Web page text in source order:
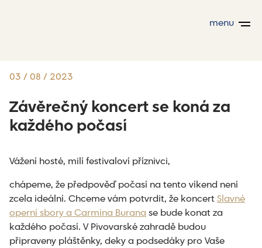
menu
Závěrečný koncert se koná za
každého počasí
03 / 08 / 2023
Vážení hosté, milí festivaloví příznivci,
chápeme, že předpověď počasí na tento víkend není
zcela ideální. Chceme vám potvrdit, že koncert Slavné
operní sbory a Carmina Burana se bude konat za
každého počasí. V Pivovarské zahradě budou
připraveny pláštěnky, deky a podsedáky pro Vaše